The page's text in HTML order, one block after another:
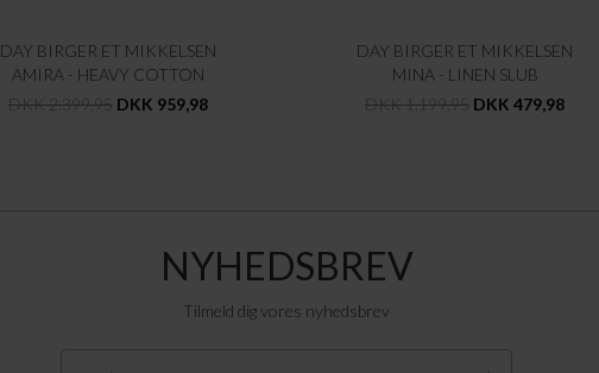
DAY BIRGER ET MIKKELSEN
AMIRA - HEAVY COTTON
DKK 2.399,95 DKK 959,98
DAY BIRGER ET MIKKELSEN
MINA - LINEN SLUB
DKK 1.199,95 DKK 479,98
NYHEDSBREV
Tilmeld dig vores nyhedsbrev